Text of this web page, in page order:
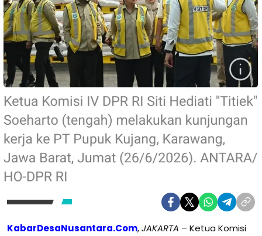
KabarDesaNusantara.Com,JAKARTA – Ketua Komisi